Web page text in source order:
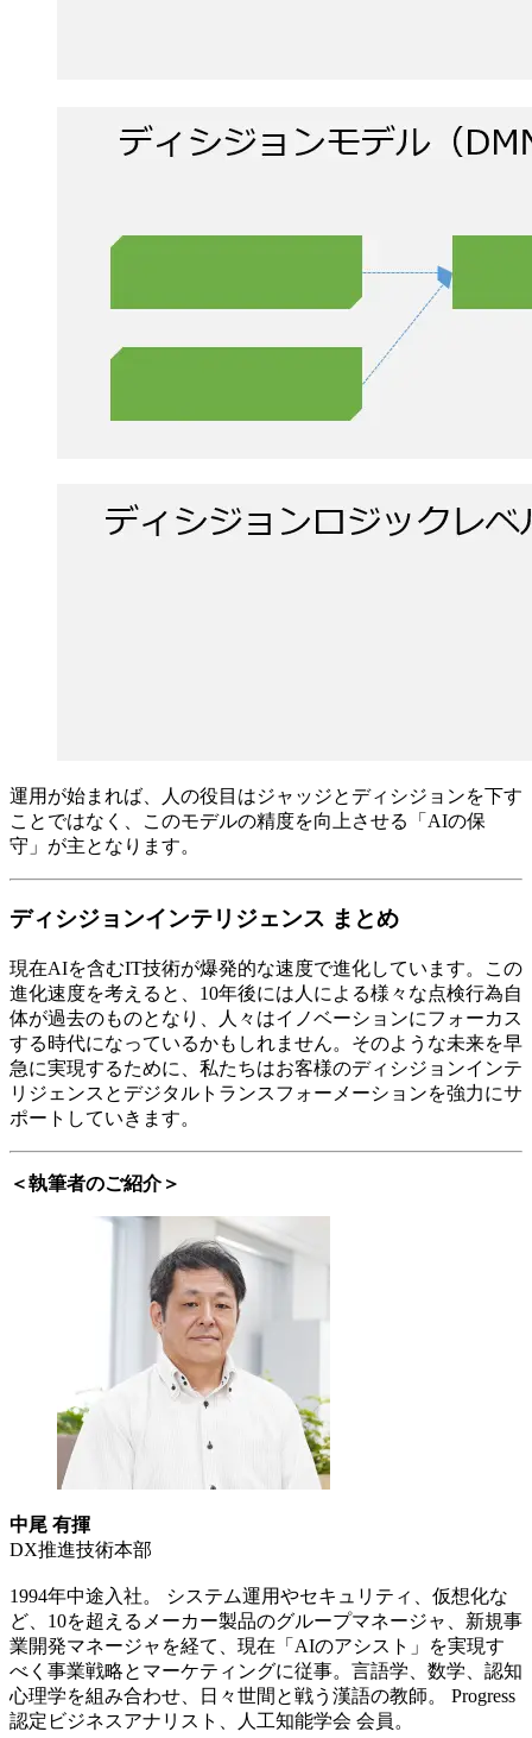
運用が始まれば、人の役目はジャッジとディシジョンを下す
ことではなく、このモデルの精度を向上させる「AIの保
守」が主となります。
ディシジョンインテリジェンス まとめ
現在AIを含むIT技術が爆発的な速度で進化しています。この
進化速度を考えると、10年後には人による様々な点検行為自
体が過去のものとなり、人々はイノベーションにフォーカス
する時代になっているかもしれません。そのような未来を早
急に実現するために、私たちはお客様のディシジョンインテ
リジェンスとデジタルトランスフォーメーションを強力にサ
ポートしていきます。
＜執筆者のご紹介＞
中尾 有揮
DX推進技術本部
1994年中途入社。 システム運用やセキュリティ、仮想化な
ど、10を超えるメーカー製品のグループマネージャ、新規事
業開発マネージャを経て、現在「AIのアシスト」を実現す
べく事業戦略とマーケティングに従事。言語学、数学、認知
心理学を組み合わせ、日々世間と戦う漢語の教師。 Progress
認定ビジネスアナリスト、人工知能学会 会員。